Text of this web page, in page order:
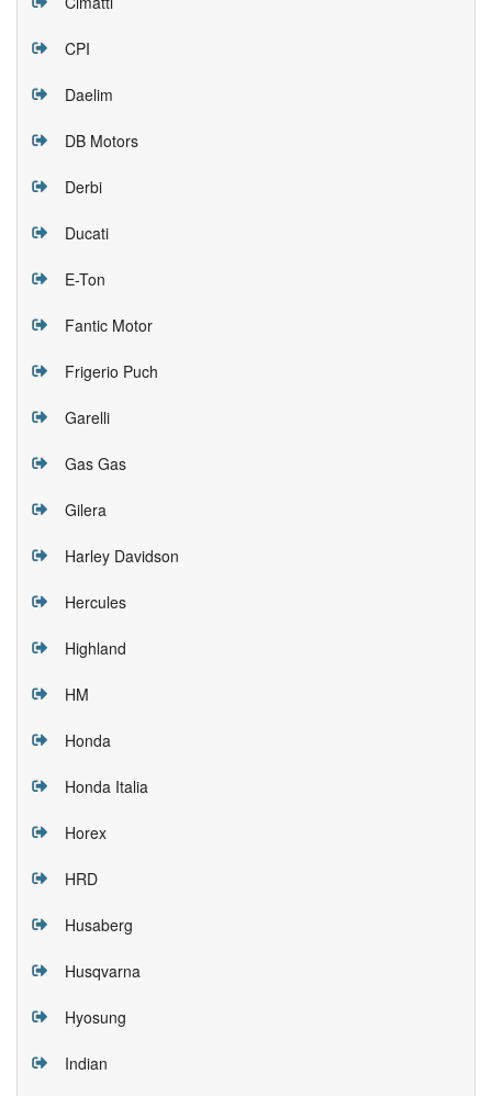
CPI
Daelim
DB Motors
Derbi
Ducati
E-Ton
Fantic Motor
Frigerio Puch
Garelli
Gas Gas
Gilera
Harley Davidson
Hercules
Highland
HM
Honda
Honda Italia
Horex
HRD
Husaberg
Husqvarna
Hyosung
Indian